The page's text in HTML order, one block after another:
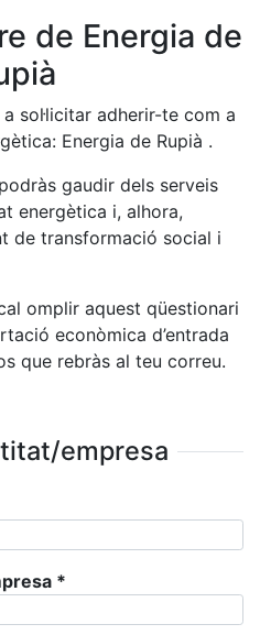
de Energia de
sol·licitar adherir-te com a
Energia de Rupià .
gaudir dels serveis
energètica i, alhora,
de transformació social i
omplir aquest qüestionari
econòmica d’entrada
que rebràs al teu correu.
empresa
*